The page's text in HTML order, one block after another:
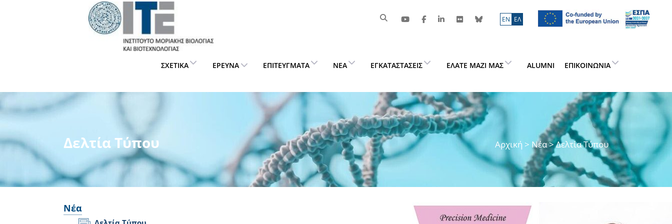
ΕN ΕΛ
ΣΧΕΤΙΚΆ ΈΡΕΥΝΑ ΕΠΙΤΕΎΓΜΑΤΑ ΝΈΑ ΕΓΚΑΤΑΣΤΆΣΕΙΣ ΕΛΆΤΕ ΜΑΖΊ ΜΑΣ ALUMNI ΕΠΙΚΟΙΝΩΝΊΑ
Δελτία Τύπου Αρχική > Νέα> Δελτία Τύπου
Νέα